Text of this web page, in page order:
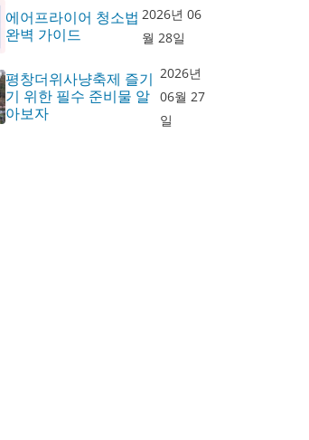
에어프라이어 청소법
완벽 가이드
2026년 06
월 28일
평창더위사냥축제 즐기
기 위한 필수 준비물 알
아보자
2026년
06월 27
일